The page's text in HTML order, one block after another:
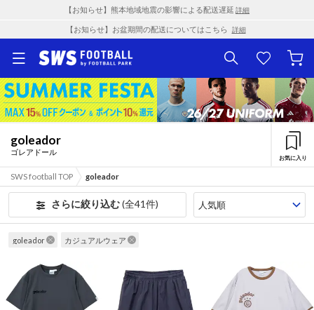
【お知らせ】熊本地域地震の影響による配送遅延 詳細
【お知らせ】お盆期間の配送についてはこちら 詳細
goleador
ゴレアドール
お気に入り
SWS football TOP goleador
さらに絞り込む(全41件)
goleador カジュアルウェア